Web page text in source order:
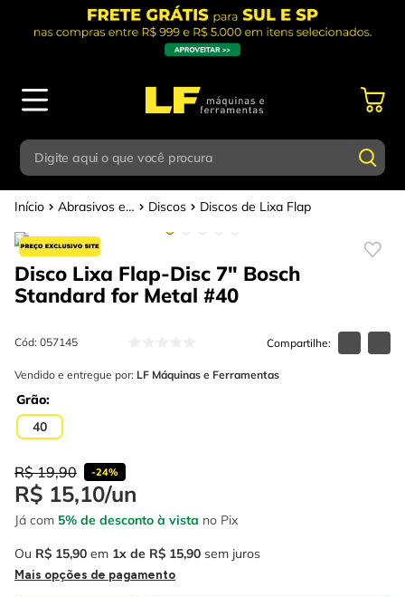
Digite aqui o que você procura
Digite aqui o que você procura
Abrasivos e Polimentos Discos Discos de Lixa Flap
Disco Lixa Flap-Disc 7" Bosch
Standard for Metal #40
Cód: 057145
Vendido e entregue por: LF Máquinas e Ferramentas
Grão
40
R$ 19,90 -24%
R$ 15,10/un
Já com 5% de desconto à vista no Pix
Ou R$ 15,90 em 1 R$ 15,90 sem juros
Mais opções de pagamento
Termos mais buscados
1º parafusadeira
2º caixa ferramentas
4º escada
5º serra circular
6º
8 disco corte
9º cabo flexivel
10 º serra copo
Termos mais buscados
º parafusadeira
º caixa ferramentas
º esmerilhadeira
º fio
º chave impacto
º disco corte